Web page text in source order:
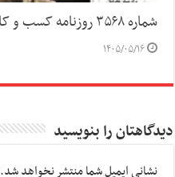
شماره ۳۵۶۸ روزنامه کسب و کار
۱۴۰۵/۰۵/۱۶
دیدگاهتان را بنویسید
نشانی ایمیل شما منتشر نخواهد شد.